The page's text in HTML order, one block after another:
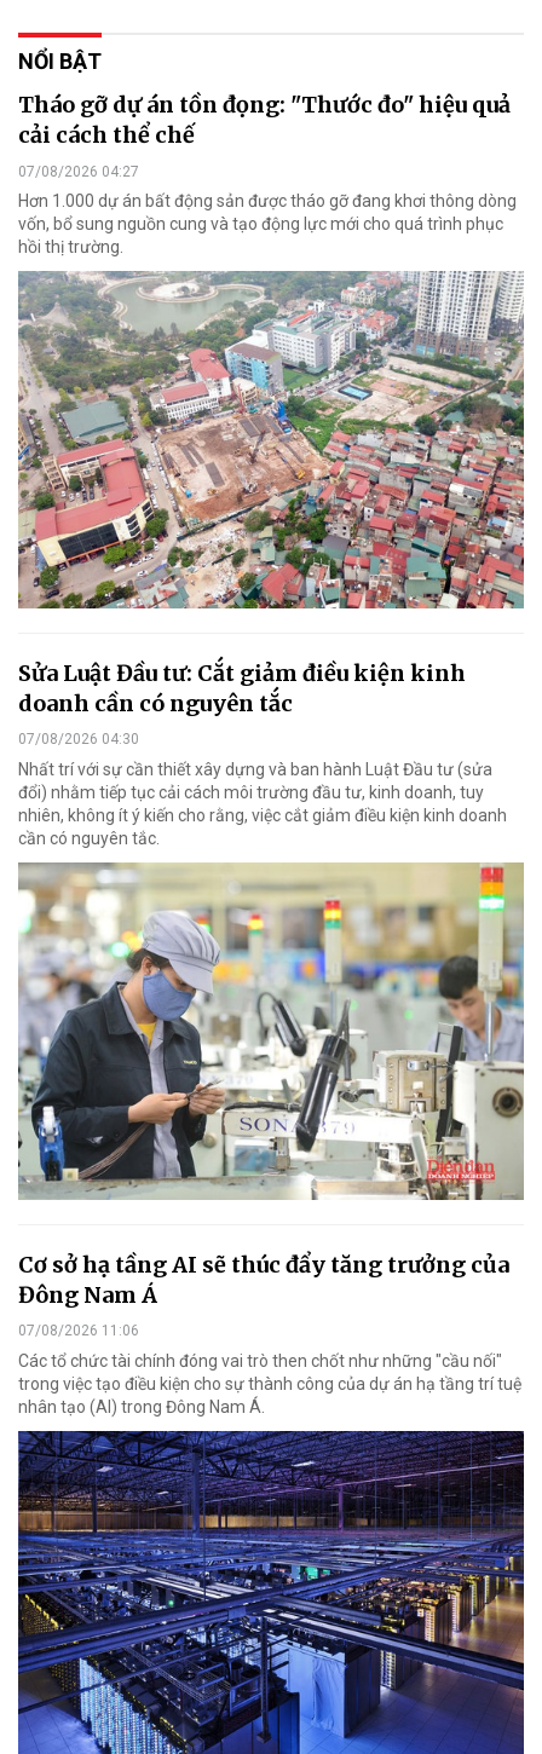
NỔI BẬT
Tháo gỡ dự án tồn đọng: "Thước đo" hiệu quả
cải cách thể chế
07/08/2026 04:27
Hơn 1.000 dự án bất động sản được tháo gỡ đang khơi thông dòng
vốn, bổ sung nguồn cung và tạo động lực mới cho quá trình phục
hồi thị trường.
Sửa Luật Đầu tư: Cắt giảm điều kiện kinh
doanh cần có nguyên tắc
07/08/2026 04:30
Nhất trí với sự cần thiết xây dựng và ban hành Luật Đầu tư (sửa
đổi) nhằm tiếp tục cải cách môi trường đầu tư, kinh doanh, tuy
nhiên, không ít ý kiến cho rằng, việc cắt giảm điều kiện kinh doanh
cần có nguyên tắc.
Cơ sở hạ tầng AI sẽ thúc đẩy tăng trưởng của
Đông Nam Á
07/08/2026 11:06
Các tổ chức tài chính đóng vai trò then chốt như những "cầu nối"
trong việc tạo điều kiện cho sự thành công của dự án hạ tầng trí tuệ
nhân tạo (AI) trong Đông Nam Á.